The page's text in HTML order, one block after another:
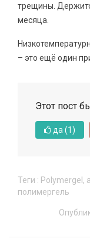
трещины.
месяца.
– это ещё один
Этот пост
да (1)
Теги : Polymergel ,
полимергель